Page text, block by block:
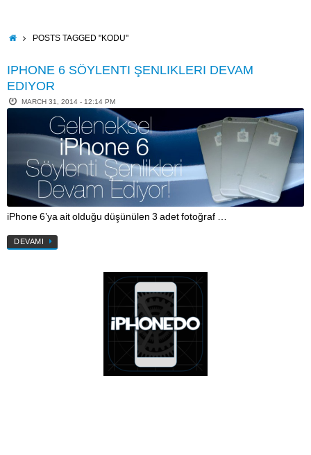
contentHOMEPOSTS TAGGED "KODU"
IPHONE 6 SÖYLENTI ŞENLIKLERI DEVAM
EDIYOR
MARCH 31, 2014 - 12:14 PM
iPhone 6’ya ait olduğu düşünülen 3 adet fotoğraf …
DEVAMI